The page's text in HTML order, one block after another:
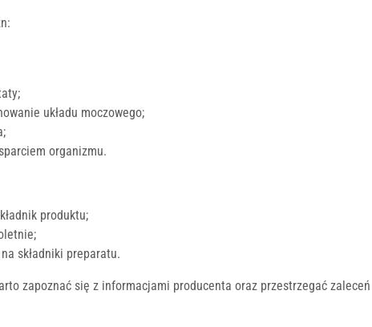
układu moczowego;
organizmu.
produktu;
składniki preparatu.
zapoznać się z informacjami producenta oraz przestrzegać zaleceń